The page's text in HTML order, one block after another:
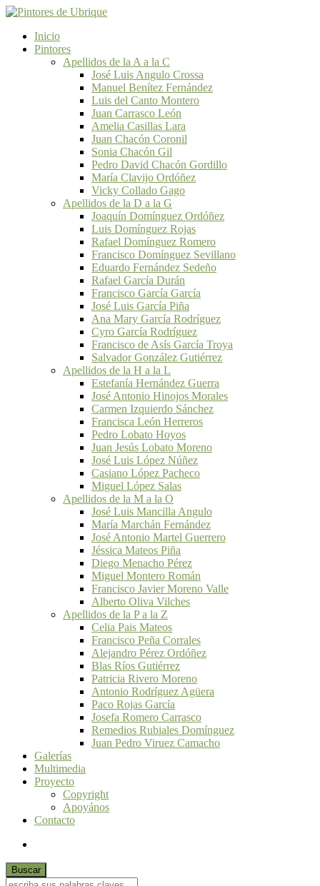
Inicio
Pintores
Apellidos de la A a la C
José Luis Angulo Crossa
Manuel Benítez Fernández
Luis del Canto Montero
Juan Carrasco León
Amelia Casillas Lara
Juan Chacón Coronil
Sonia Chacón Gil
Pedro David Chacón Gordillo
María Clavijo Ordóñez
Vicky Collado Gago
Apellidos de la D a la G
Joaquín Domínguez Ordóñez
Luis Domínguez Rojas
Rafael Domínguez Romero
Francisco Domínguez Sevillano
Eduardo Fernández Sedeño
Rafael García Durán
Francisco García García
José Luis García Piña
Ana Mary García Rodríguez
Cyro García Rodríguez
Francisco de Asís García Troya
Salvador González Gutiérrez
Apellidos de la H a la L
Estefanía Hernández Guerra
José Antonio Hinojos Morales
Carmen Izquierdo Sánchez
Francisca León Herreros
Pedro Lobato Hoyos
Juan Jesús Lobato Moreno
José Luis López Núñez
Casiano López Pacheco
Miguel López Salas
Apellidos de la M a la O
José Luis Mancilla Angulo
María Marchán Fernández
José Antonio Martel Guerrero
Jéssica Mateos Piña
Diego Menacho Pérez
Miguel Montero Román
Francisco Javier Moreno Valle
Alberto Oliva Vilches
Apellidos de la P a la Z
Celia Pais Mateos
Francisco Peña Corrales
Alejandro Pérez Ordóñez
Blas Ríos Gutiérrez
Patricia Rivero Moreno
Antonio Rodríguez Agüera
Paco Rojas García
Josefa Romero Carrasco
Remedios Rubiales Domínguez
Juan Pedro Viruez Camacho
Galerías
Multimedia
Proyecto
Copyright
Apoyános
Contacto